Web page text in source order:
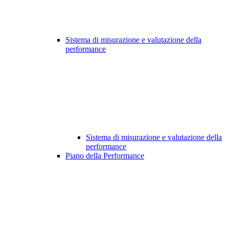
Sistema di misurazione e valutazione della
performance
Sistema di misurazione e valutazione della
performance
Piano della Performance